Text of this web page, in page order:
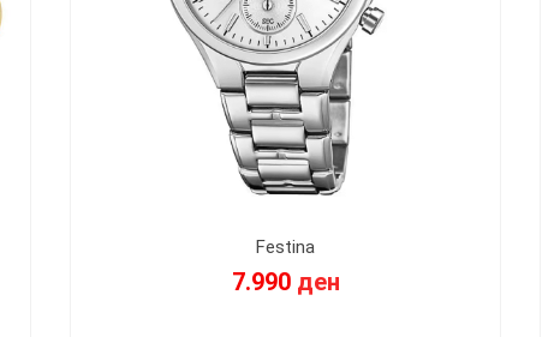
Festina
7.990 ден